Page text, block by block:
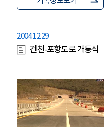
2004.12.29
건천-포항도로 개통식